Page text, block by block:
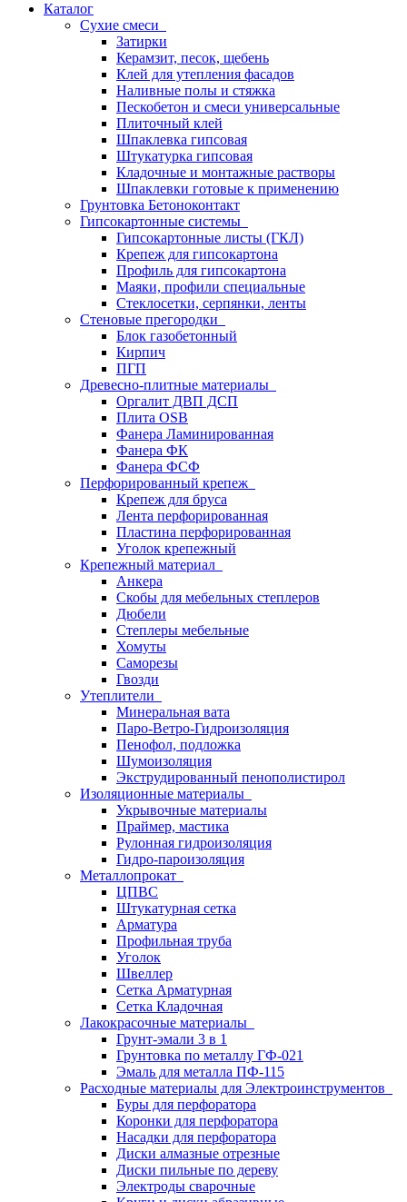
Каталог
Сухие смеси
Затирки
Керамзит, песок, щебень
Клей для утепления фасадов
Наливные полы и стяжка
Пескобетон и смеси универсальные
Плиточный клей
Шпаклевка гипсовая
Штукатурка гипсовая
Кладочные и монтажные растворы
Шпаклевки готовые к применению
Грунтовка Бетоноконтакт
Гипсокартонные системы
Гипсокартонные листы (ГКЛ)
Крепеж для гипсокартона
Профиль для гипсокартона
Маяки, профили специальные
Стеклосетки, серпянки, ленты
Стеновые прегородки
Блок газобетонный
Кирпич
ПГП
Древесно-плитные материалы
Оргалит ДВП ДСП
Плита OSB
Фанера Ламинированная
Фанера ФК
Фанера ФСФ
Перфорированный крепеж
Крепеж для бруса
Лента перфорированная
Пластина перфорированная
Уголок крепежный
Крепежный материал
Анкера
Скобы для мебельных степлеров
Дюбели
Степлеры мебельные
Хомуты
Саморезы
Гвозди
Утеплители
Минеральная вата
Паро-Ветро-Гидроизоляция
Пенофол, подложка
Шумоизоляция
Экструдированный пенополистирол
Изоляционные материалы
Укрывочные материалы
Праймер, мастика
Рулонная гидроизоляция
Гидро-пароизоляция
Металлопрокат
ЦПВС
Штукатурная сетка
Арматура
Профильная труба
Уголок
Швеллер
Сетка Арматурная
Сетка Кладочная
Лакокрасочные материалы
Грунт-эмали 3 в 1
Грунтовка по металлу ГФ-021
Эмаль для металла ПФ-115
Расходные материалы для Электроинструментов
Буры для перфоратора
Коронки для перфоратора
Насадки для перфоратора
Диски алмазные отрезные
Диски пильные по дереву
Электроды сварочные